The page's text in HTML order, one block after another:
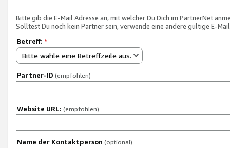
Bitte gib die E-Mail Adresse an, mit welcher Du Dich im PartnerNet
Solltest Du noch kein Partner sein, verwende eine andere gültige E-
Betreff: *
Bitte wähle eine Betreffzeile aus.
Partner-ID (empfohlen)
Website URL: (empfohlen)
Name der Kontaktperson (optional)